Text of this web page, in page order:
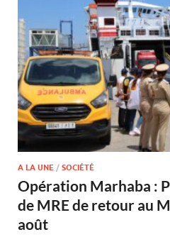
A LA UNE / SOCIÉTÉ
Opération Marhaba :
de MRE de retour au
août